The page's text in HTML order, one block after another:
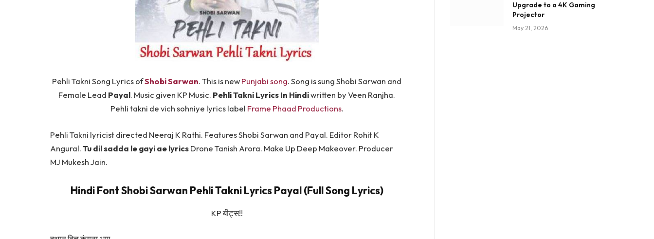
Pehli Takni Song Lyrics ofShobi Sarwan. This is newPunjabi song. Song is sung Shobi Sarwan and
Female Lead Payal. Music given KP Music. Pehli Takni Lyrics In Hindiwritten by Veen Ranjha.
Pehli takni de vich sohniye lyrics label Frame Phaad Productions.
Pehli Takni lyricist directed Neeraj K Rathi. Features Shobi Sarwan and Payal. Editor Rohit K
Angural.Tu dil sadda le gayi ae lyricsDrone Tanish Arora. Make Up Deep Makeover. Producer
MJ Mukesh Jain.
Hindi Font Shobi Sarwan Pehli Takni Lyrics Payal (Full Song Lyrics)
KP बीट्स!!
Upgrade to a 4K Gaming
Projector
May 21, 2026